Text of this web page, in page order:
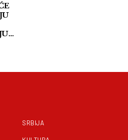
i
SRBIJA